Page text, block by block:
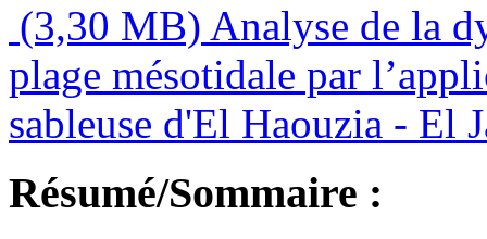
(3,30 MB) Analyse de la
plage mésotidale par
sableuse d'El Haouzia - El
Résumé/Sommaire :